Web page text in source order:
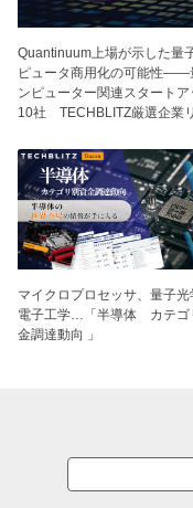
Quantinuum上場が示した量
ピュータ商用化の可能性——
ンピューター関連スタートア
10社 TECHBLITZ厳選企業
マイクロプロセッサ、量子光
電子工学…「半導体 カテゴ
金調達動向 」